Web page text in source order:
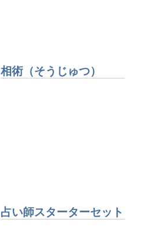
相術（そうじゅつ）
占い師スターターセット